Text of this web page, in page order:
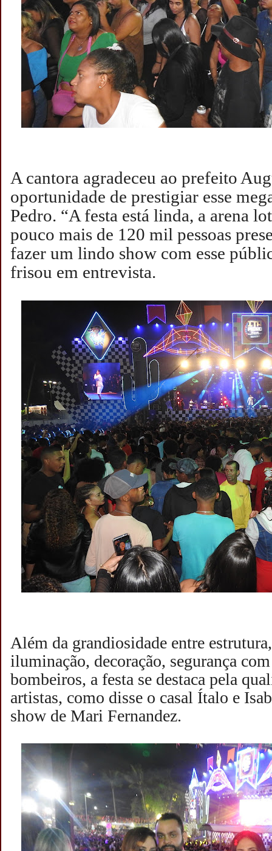
A cantora agradeceu ao prefeito
oportunidade de prestigiar esse
Pedro. “A festa está linda, a arena
pouco mais de 120 mil pessoas
fazer um lindo show com esse
frisou em entrevista.
Além da grandiosidade entre
iluminação, decoração, segurança
bombeiros, a festa se destaca pela
artistas, como disse o casal Ítalo e
show de Mari Fernandez.